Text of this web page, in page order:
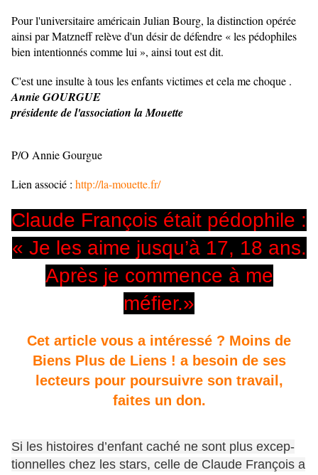
Pour l'universitaire américain Julian Bourg, la distinction opérée
ainsi par Matzneff relève d'un désir de défendre « les pédophiles
bien intentionnés comme lui », ainsi tout est dit.
C'est une insulte à tous les enfants victimes et cela me choque .
Annie GOURGUE
présidente de l'association la Mouette
P/O Annie Gourgue
Lien associé : http://la-mouette.fr/
Claude François était pédophile :
« Je les aime jusqu’à 17, 18 ans.
Après je commence à me
méfier.»
Cet article vous a intéressé ? Moins de
Biens Plus de Liens ! a besoin de ses
lecteurs pour poursuivre son travail,
faites un don.
Si les histoires d’en­fant caché ne sont plus excep­
tion­nelles chez les stars, celle de Claude François a